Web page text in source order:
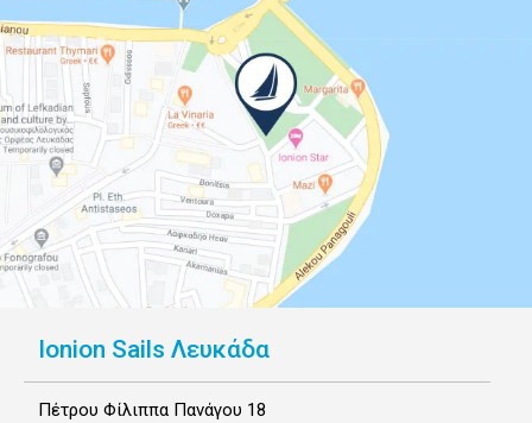
Ionion Sails Λευκάδα
Πέτρου Φίλιππα Πανάγου 18